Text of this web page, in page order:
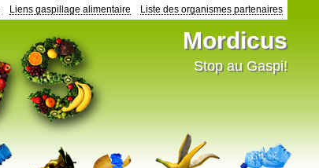
Liens gaspillage alimentaire Liste des organismes partenaires
Mordicus
Stop au Gaspi!